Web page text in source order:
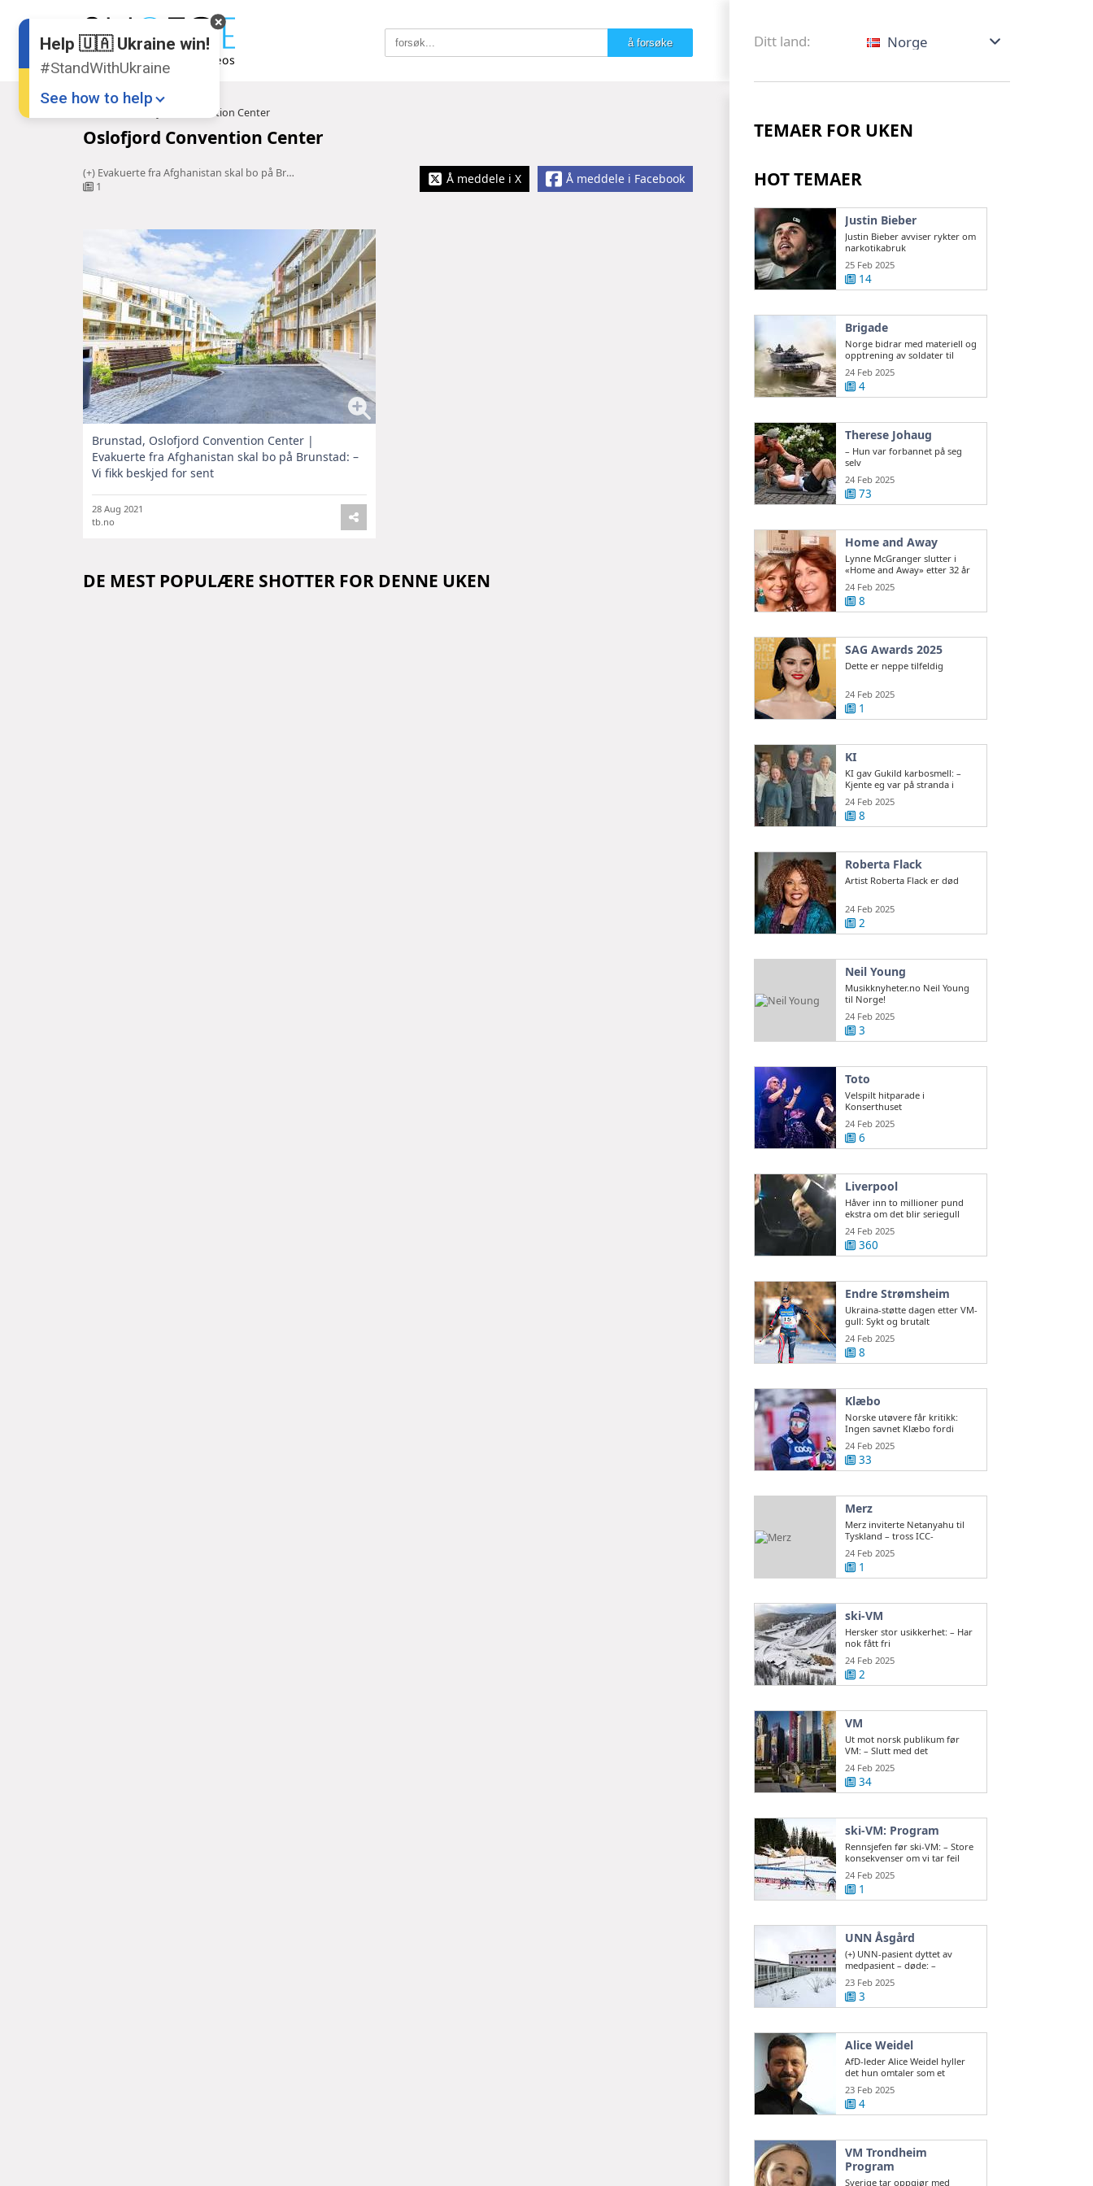
Ditt land: Norge
Oslofjord Convention Center
Oslofjord Convention Center
(+) Evakuerte fra Afghanistan skal bo på Brunstad: – Vi fikk beskjed for sent
1
Å meddele i Facebook
Å meddele i X
Brunstad, Oslofjord Convention Center |
Evakuerte fra Afghanistan skal bo på Brunstad: –
Vi fikk beskjed for sent
28 Aug 2021
tb.no
DE MEST POPULÆRE SHOTTER FOR DENNE UKEN
TEMAER FOR UKEN
HOT TEMAER
Justin Bieber
Justin Bieber avviser rykter om
narkotikabruk
25 Feb 2025
14
Brigade
Norge bidrar med materiell og
opptrening av soldater til
ukrainsk ...
24 Feb 2025
4
Therese Johaug
– Hun var forbannet på seg
selv
24 Feb 2025
73
Home and Away
Lynne McGranger slutter i
«Home and Away» etter 32 år
24 Feb 2025
8
SAG Awards 2025
Dette er neppe tilfeldig
24 Feb 2025
1
KI
KI gav Gukild karbosmell: –
Kjente eg var på stranda i
Normandie
24 Feb 2025
8
Roberta Flack
Artist Roberta Flack er død
24 Feb 2025
2
Neil Young
Musikknyheter.no Neil Young
til Norge!
24 Feb 2025
3
Toto
Velspilt hitparade i
Konserthuset
24 Feb 2025
6
Liverpool
Håver inn to millioner pund
ekstra om det blir seriegull
24 Feb 2025
360
Endre Strømsheim
Ukraina-støtte dagen etter VM-
gull: Sykt og brutalt
24 Feb 2025
8
Klæbo
Norske utøvere får kritikk:
Ingen savnet Klæbo fordi
Northug var der
24 Feb 2025
33
Merz
Merz inviterte Netanyahu til
Tyskland – tross ICC-
arrestordre
24 Feb 2025
1
ski-VM
Hersker stor usikkerhet: – Har
nok fått fri
24 Feb 2025
2
VM
Ut mot norsk publikum før
VM: – Slutt med det
24 Feb 2025
34
ski-VM: Program
Rennsjefen før ski-VM: – Store
konsekvenser om vi tar feil
valg
24 Feb 2025
1
UNN Åsgård
(+) UNN-pasient dyttet av
medpasient – døde: –
Vanskelig å sikre ...
23 Feb 2025
3
Alice Weidel
AfD-leder Alice Weidel hyller
det hun omtaler som et
historisk valg ...
23 Feb 2025
4
VM Trondheim
Program
Sverige tar oppgjør med
Help 🇺🇦 Ukraine win!
#StandWithUkraine
See how to help
💸
Support Ukraine
❤
Share this widget
📌